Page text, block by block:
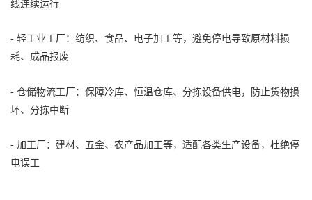
线连续运行
- 轻工业工厂：纺织、食品、电子加工等，避免停电导致原材料损
耗、成品报废
- 仓储物流工厂：保障冷库、恒温仓库、分拣设备供电，防止货物损
坏、分拣中断
- 加工厂：建材、五金、农产品加工等，适配各类生产设备，杜绝停
电误工